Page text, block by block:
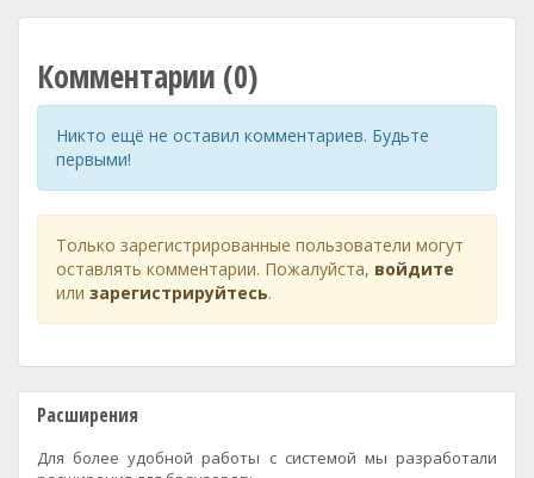
Комментарии (0)
Никто ещё не оставил комментариев. Будьте
первыми!
Только зарегистрированные пользователи могут
оставлять комментарии. Пожалуйста, войдите
или зарегистрируйтесь.
Расширения
Для более удобной работы с системой мы разработали